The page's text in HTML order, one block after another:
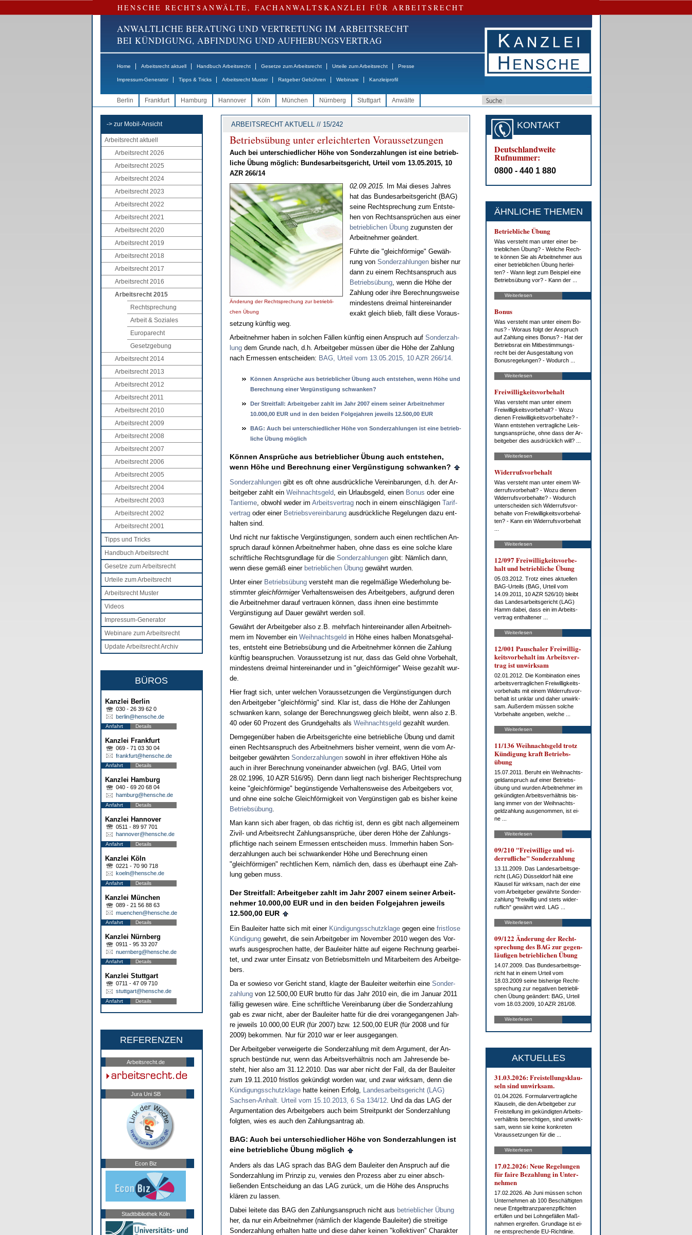
HENSCHE RECHTSANWÄLTE, FACHANWALTSKANZLEI FÜR ARBEITSRECHT
ANWALTLICHE BERATUNG UND VERTRETUNG IM ARBEITSRECHT
BEI KÜNDIGUNG, ABFINDUNG UND AUFHEBUNGSVERTRAG
Home Arbeitsrecht aktuell Handbuch Arbeitsrecht Gesetze zum Arbeitsrecht Urteile zum Arbeitsrecht Presse
Impressum-Generator Tipps & Tricks Arbeitsrecht Muster Ratgeber Gebühren Webinare Kanzleiprofil
Berlin Frankfurt Hamburg Hannover Köln München Nürnberg Stuttgart Anwälte
-> zur Mobil-Ansicht
Arbeitsrecht aktuell
Arbeitsrecht 2026
Arbeitsrecht 2025
Arbeitsrecht 2024
Arbeitsrecht 2023
Arbeitsrecht 2022
Arbeitsrecht 2021
Arbeitsrecht 2020
Arbeitsrecht 2019
Arbeitsrecht 2018
Arbeitsrecht 2017
Arbeitsrecht 2016
Arbeitsrecht 2015
Rechtsprechung
Arbeit & Soziales
Europarecht
Gesetzgebung
Arbeitsrecht 2014
Arbeitsrecht 2013
Arbeitsrecht 2012
Arbeitsrecht 2011
Arbeitsrecht 2010
Arbeitsrecht 2009
Arbeitsrecht 2008
Arbeitsrecht 2007
Arbeitsrecht 2006
Arbeitsrecht 2005
Arbeitsrecht 2004
Arbeitsrecht 2003
Arbeitsrecht 2002
Arbeitsrecht 2001
Tipps und Tricks
Handbuch Arbeitsrecht
Gesetze zum Arbeitsrecht
Urteile zum Arbeitsrecht
Arbeitsrecht Muster
Videos
Impressum-Generator
Webinare zum Arbeitsrecht
Update Arbeitsrecht Archiv
BÜROS
Kanzlei Berlin
030 - 26 39 62 0
berlin@hensche.de
Anfahrt Details
Kanzlei Frankfurt
069 - 71 03 30 04
frankfurt@hensche.de
Anfahrt Details
Kanzlei Hamburg
040 - 69 20 68 04
hamburg@hensche.de
Anfahrt Details
Kanzlei Hannover
0511 - 89 97 701
hannover@hensche.de
Anfahrt Details
Kanzlei Köln
0221 - 70 90 718
koeln@hensche.de
Anfahrt Details
Kanzlei München
089 - 21 56 88 63
muenchen@hensche.de
Anfahrt Details
Kanzlei Nürnberg
0911 - 95 33 207
nuernberg@hensche.de
Anfahrt Details
Kanzlei Stuttgart
0711 - 47 09 710
stuttgart@hensche.de
Anfahrt Details
REFERENZEN
Arbeitsrecht.de
Jura Uni SB
Econ Biz
Stadtbibliothek Köln
ARBEITSRECHT AKTUELL // 15/242
Be­triebs­übung un­ter er­leich­ter­ten Vor­aus­set­zun­gen
Auch bei un­ter­schied­li­cher Hö­he von Son­der­zah­lun­gen ist ei­ne be­trieb­
li­che Übung mög­lich: Bun­des­ar­beits­ge­richt, Ur­teil vom 13.05.2015, 10
AZR 266/14
Än­de­rung der Recht­spre­chung zur be­trieb­li­
chen Übung
02.09.2015. Im Mai die­ses Jah­res
hat das Bun­des­ar­beits­ge­richt (BAG)
sei­ne Recht­spre­chung zum Ent­ste­
hen von Rechts­an­sprü­chen aus ei­ner
be­trieb­li­chen Übungzu­guns­ten der
Ar­beit­neh­mer ge­än­dert.
Führ­te die "gleich­för­mi­ge" Ge­wäh­
rung von Son­der­zah­lun­genbis­her nur
dann zu ei­nem Rechts­an­spruch aus
Be­triebs­übung, wenn die Hö­he der
Zah­lung oder ih­re Be­rech­nungs­wei­se
min­des­tens drei­mal hin­ter­ein­an­der
ex­akt gleich blieb, fällt die­se Vor­aus­
set­zung künf­tig weg.
Ar­beit­neh­mer ha­ben in sol­chen Fäl­len künf­tig ei­nen An­spruch auf Son­der­zah­
lungdem Grun­de nach, d.h. Ar­beit­ge­ber müs­sen über die Hö­he der Zah­lung
nach Er­mes­sen ent­schei­den: BAG, Ur­teil vom 13.05.2015, 10 AZR 266/14.
Können Ansprüche aus be­trieb­li­cher Übung auch ent­ste­hen, wenn Höhe und
Be­rech­nung ei­ner Vergüns­ti­gung schwan­ken?
Der Streit­fall: Ar­beit­ge­ber zahlt im Jahr 2007 ei­nem sei­ner Ar­beit­neh­mer
10.000,00 EUR und in den bei­den Fol­ge­jah­ren je­weils 12.500,00 EUR
BAG: Auch bei un­ter­schied­li­cher Höhe von Son­der­zah­lun­gen ist ei­ne be­trieb­
li­che Übung möglich
Können Ansprüche aus be­trieb­li­cher Übung auch ent­ste­hen,
wenn Höhe und Be­rech­nung ei­ner Vergüns­ti­gung schwan­ken?
Son­der­zah­lun­gengibt es oft oh­ne aus­drück­li­che Ver­ein­ba­run­gen, d.h. der Ar­
beit­ge­ber zahlt ein Weih­nachts­geld, ein Ur­laubs­geld, ei­nen Bo­nus oder ei­ne
Tan­tie­me, ob­wohl we­der im Ar­beits­ver­tragnoch in ei­nem ein­schlägi­gen Ta­rif­
ver­tragoder ei­ner Be­triebs­ver­ein­ba­rungaus­drück­li­che Re­ge­lun­gen da­zu ent­
hal­ten sind.
Und nicht nur fak­ti­sche Vergüns­ti­gun­gen, son­dern auch ei­nen recht­li­chen An­
spruch dar­auf können Ar­beit­neh­mer ha­ben, oh­ne dass es ei­ne sol­che kla­re
schrift­li­che Rechts­grund­la­ge für die Son­der­zah­lun­gengibt: Nämlich dann,
wenn die­se gemäß ei­ner be­trieb­li­chen Übunggewährt wur­den.
Un­ter ei­ner Be­triebsübungver­steht man die re­gelmäßige Wie­der­ho­lung be­
stimm­ter gleichförmi­gerVer­hal­tens­wei­sen des Ar­beit­ge­bers, auf­grund de­ren
die Ar­beit­neh­mer dar­auf ver­trau­en können, dass ih­nen ei­ne be­stimm­te
Vergüns­ti­gung auf Dau­er gewährt wer­den soll.
Gewährt der Ar­beit­ge­ber al­so z.B. mehr­fach hin­ter­ein­an­der al­len Ar­beit­neh­
mern im No­vem­ber ein Weih­nachts­geld in Höhe ei­nes hal­ben Mo­nats­ge­hal­
tes, ent­steht ei­ne Be­triebsübung und die Ar­beit­neh­mer können die Zah­lung
künf­tig be­an­spru­chen. Vor­aus­set­zung ist nur, dass das Geld oh­ne Vor­be­halt,
min­des­tens drei­mal hin­ter­ein­an­der und in "gleichförmi­ger" Wei­se ge­zahlt wur­
de.
Hier fragt sich, un­ter wel­chen Vor­aus­set­zun­gen die Vergüns­ti­gun­gen durch
den Ar­beit­ge­ber "gleichförmig" sind. Klar ist, dass die Höhe der Zah­lun­gen
schwan­ken kann, so­lan­ge der Be­rech­nungs­weg gleich bleibt, wenn al­so z.B.
40 oder 60 Pro­zent des Grund­ge­halts als Weih­nachts­geld ge­zahlt wur­den.
Dem­ge­genüber ha­ben die Ar­beits­ge­rich­te ei­ne be­trieb­li­che Übung und da­mit
ei­nen Rechts­an­spruch des Ar­beit­neh­mers bis­her ver­neint, wenn die vom Ar­
beit­ge­ber gewähr­ten Son­der­zah­lun­genso­wohl in ih­rer ef­fek­ti­ven Höhe als
auch in ih­rer Be­rech­nung von­ein­an­der ab­wei­chen (vgl. BAG, Ur­teil vom
28.02.1996, 10 AZR 516/95). Denn dann liegt nach bis­he­ri­ger Recht­spre­chung
kei­ne "gleichförmi­ge" begüns­ti­gen­de Ver­hal­tens­wei­se des Ar­beit­ge­bers vor,
und oh­ne ei­ne sol­che Gleichförmig­keit von Vergüns­ti­gen gab es bis­her kei­ne
Be­triebsübung.
Man kann sich aber fra­gen, ob das rich­tig ist, denn es gibt nach all­ge­mei­nem
Zi­vil- und Ar­beits­recht Zah­lungs­ansprüche, über de­ren Höhe der Zah­lungs­
pflich­ti­ge nach sei­nem Er­mes­sen ent­schei­den muss. Im­mer­hin ha­ben Son­
der­zah­lun­gen auch bei schwan­ken­der Höhe und Be­rech­nung ei­nen
"gleichförmi­gen" recht­li­chen Kern, nämlich den, dass es über­haupt ei­ne Zah­
lung ge­ben muss.
Der Streit­fall: Ar­beit­ge­ber zahlt im Jahr 2007 ei­nem sei­ner Ar­beit­
neh­mer 10.000,00 EUR und in den bei­den Fol­ge­jah­ren je­weils
12.500,00 EUR
Ein Bau­lei­ter hat­te sich mit ei­ner Kündi­gungs­schutz­kla­gege­gen ei­ne frist­lo­se
Kündi­gungge­wehrt, die sein Ar­beit­ge­ber im No­vem­ber 2010 we­gen des Vor­
wurfs aus­ge­spro­chen hat­te, der Bau­lei­ter hätte auf ei­ge­ne Rech­nung ge­ar­bei­
tet, und zwar un­ter Ein­satz von Be­triebs­mit­teln und Mit­ar­bei­tern des Ar­beit­ge­
bers.
Da er so­wie­so vor Ge­richt stand, klag­te der Bau­lei­ter wei­ter­hin ei­ne Son­der­
zah­lungvon 12.500,00 EUR brut­to für das Jahr 2010 ein, die im Ja­nu­ar 2011
fällig ge­we­sen wäre. Ei­ne schrift­li­che Ver­ein­ba­rung über die Son­der­zah­lung
gab es zwar nicht, aber der Bau­lei­ter hat­te für die drei vor­an­ge­gan­ge­nen Jah­
re je­weils 10.000,00 EUR (für 2007) bzw. 12.500,00 EUR (für 2008 und für
2009) be­kom­men. Nur für 2010 war er leer aus­ge­gan­gen.
Der Ar­beit­ge­ber ver­wei­ger­te die Son­der­zah­lung mit dem Ar­gu­ment, der An­
spruch bestünde nur, wenn das Ar­beits­verhält­nis noch am Jah­res­en­de be­
steht, hier al­so am 31.12.2010. Das war aber nicht der Fall, da der Bau­lei­ter
zum 19.11.2010 frist­los gekündigt wor­den war, und zwar wirk­sam, denn die
Kündi­gungs­schutz­kla­gehat­te kei­nen Er­folg, Lan­des­ar­beits­ge­richt (LAG)
Sach­sen-An­halt. Ur­teil vom 15.10.2013, 6 Sa 134/12. Und da das LAG der
Ar­gu­men­ta­ti­on des Ar­beit­ge­bers auch beim Streit­punkt der Son­der­zah­lung
folg­ten, wies es auch den Zah­lungs­an­trag ab.
BAG: Auch bei un­ter­schied­li­cher Höhe von Son­der­zah­lun­gen ist
ei­ne be­trieb­li­che Übung möglich
An­ders als das LAG sprach das BAG dem Bau­lei­ter den An­spruch auf die
Son­der­zah­lung im Prin­zip zu, ver­wies den Pro­zess aber zu ei­ner ab­sch­
ließen­den Ent­schei­dung an das LAG zurück, um die Höhe des An­spruchs
klären zu las­sen.
Da­bei lei­te­te das BAG den Zah­lungs­an­spruch nicht aus be­trieb­li­cher Übung
her, da nur ein Ar­beit­neh­mer (nämlich der kla­gen­de Bau­lei­ter) die strei­ti­ge
Son­der­zah­lung er­hal­ten hat­te und die­se da­her kei­nen "kol­lek­ti­ven" Cha­rak­ter
KONTAKT
Deutschlandweite
Rufnummer:
0800 - 440 1 880
ÄHNLICHE THEMEN
Be­trieb­li­che Übung
Was ver­steht man un­ter ei­ner be­
trieb­li­chen Übung? - Wel­che Rech­
te kön­nen Sie als Ar­beit­neh­mer aus
ei­ner be­trieb­li­chen Übung her­lei­
ten? - Wann liegt zum Bei­spiel ei­ne
Be­triebs­übung vor? - Kann der ...
Weiterlesen
Bo­nus
Was ver­steht man un­ter ei­nem Bo­
nus? - Wor­aus folgt der An­spruch
auf Zah­lung ei­nes Bo­nus? - Hat der
Be­triebs­rat ein Mit­be­stim­mungs­
recht bei der Aus­ge­stal­tung von
Bo­nus­re­ge­lun­gen? - Wo­durch ...
Weiterlesen
Frei­wil­lig­keits­vor­be­halt
Was ver­steht man un­ter ei­nem
Frei­wil­lig­keits­vor­be­halt? - Wo­zu
die­nen Frei­wil­lig­keits­vor­be­hal­te? -
Wann ent­ste­hen ver­trag­li­che Leis­
tungs­an­sprü­che, oh­ne dass der Ar­
beit­ge­ber dies aus­drück­lich will? ...
Weiterlesen
Wi­der­rufs­vor­be­halt
Was ver­steht man un­ter ei­nem Wi­
der­rufs­vor­be­halt? - Wo­zu die­nen
Wi­der­rufs­vor­be­hal­te? - Wo­durch
un­ter­schei­den sich Wi­der­rufs­vor­
be­hal­te von Frei­wil­lig­keits­vor­be­hal­
ten? - Kann ein Wi­der­rufs­vor­be­halt
Weiterlesen
12/097 Frei­wil­lig­keits­vor­be­
halt und be­trieb­li­che Übung
05.03.2012. Trotz ei­nes ak­tu­el­len
BAG-Ur­teils (BAG, Ur­teil vom
14.09.2011, 10 AZR 526/10) bleibt
das Lan­des­ar­beits­ge­richt (LAG)
Hamm da­bei, dass ein im Ar­beits­
ver­trag ent­hal­te­ner ...
Weiterlesen
12/001 Pau­scha­ler Frei­wil­lig­
keits­vor­be­halt im Ar­beits­ver­
trag ist un­wirk­sam
02.01.2012. Die Kom­bi­na­ti­on ei­nes
ar­beits­ver­trag­li­chen Frei­wil­lig­keits­
vor­be­halts mit ei­nem Wi­der­rufs­vor­
be­halt ist un­klar und da­her un­wirk­
sam. Au­ßer­dem müs­sen sol­che
Vor­be­hal­te an­ge­ben, wel­che ...
Weiterlesen
11/136 Weih­nachts­geld trotz
Kün­di­gung kraft Be­triebs­
übung
15.07.2011. Be­ruht ein Weih­nachts­
geld­an­spruch auf ei­ner Be­triebs­
übung und wur­den Ar­beit­neh­mer im
ge­kün­dig­ten Ar­beits­ver­hält­nis bis­
lang im­mer von der Weih­nachts­
geld­zah­lung aus­ge­nom­men, ist ei­
ne ...
Weiterlesen
09/210 "Frei­wil­li­ge und wi­
der­ruf­li­che" Son­der­zah­lung
13.11.2009. Das Lan­des­ar­beits­ge­
richt (LAG) Düs­sel­dorf hält ei­ne
Klau­sel für wirk­sam, nach der ei­ne
vom Ar­beit­ge­ber ge­währ­te Son­der­
zah­lung "frei­wil­lig und stets wi­der­
ruf­lich" ge­währt wird. LAG ...
Weiterlesen
09/122 Än­de­rung der Recht­
spre­chung des BAG zur ge­gen­
läu­fi­gen be­trieb­li­chen Übung
14.07.2009. Das Bun­des­ar­beits­ge­
richt hat in ei­nem Ur­teil vom
18.03.2009 sei­ne bis­he­ri­ge Recht­
spre­chung zur ne­ga­ti­ven be­trieb­li­
chen Übung ge­än­dert: BAG, Ur­teil
vom 18.03.2009, 10 AZR 281/08.
Weiterlesen
AKTUELLES
31.03.2026: Frei­stel­lungs­klau­
seln sind un­wirk­sam.
01.04.2026. For­mu­lar­ver­trag­li­che
Klau­seln, die den Ar­beit­ge­ber zur
Frei­stel­lung im ge­kün­dig­ten Ar­beits­
ver­hält­nis be­rech­ti­gen, sind un­wirk­
sam, wenn sie kei­ne kon­kre­ten
Vor­aus­set­zun­gen für die ...
Weiterlesen
17.02.2026: Neue Re­ge­lun­gen
für fai­re Be­zah­lung in Un­ter­
neh­men
17.02.2026. Ab Ju­ni müs­sen schon
Un­ter­neh­men ab 100 Be­schäf­tig­ten
neue Ent­gelt­tranz­pa­renz­pflich­ten
er­fül­len und bei Lohn­ge­fäl­len Maß­
nah­men er­grei­fen. Grund­la­ge ist ei­
ne ent­spre­chen­de EU-Richt­li­nie.